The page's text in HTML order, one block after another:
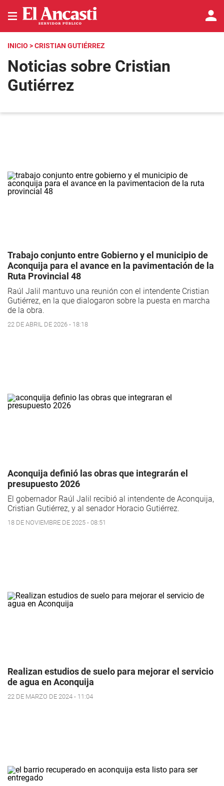
INICIO > CRISTIAN GUTIÉRREZ
Noticias sobre Cristian
Gutiérrez
Trabajo conjunto entre Gobierno y el municipio de
Aconquija para el avance en la pavimentación de la
Ruta Provincial 48
Raúl Jalil mantuvo una reunión con el intendente Cristian
Gutiérrez, en la que dialogaron sobre la puesta en marcha
de la obra.
22 DE ABRIL DE 2026 - 18:18
Aconquija definió las obras que integrarán el
presupuesto 2026
El gobernador Raúl Jalil recibió al intendente de Aconquija,
Cristian Gutiérrez, y al senador Horacio Gutiérrez.
18 DE NOVIEMBRE DE 2025 - 08:51
Realizan estudios de suelo para mejorar el servicio
de agua en Aconquija
22 DE MARZO DE 2024 - 11:04